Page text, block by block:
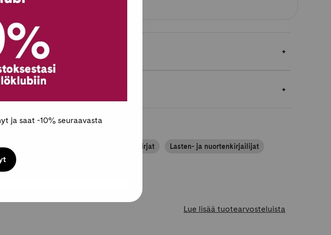
ja nuorten tietokirjat Lasten tietokirjat Lasten- ja nuortenkirjailijat
Lue lisää tuotearvosteluista
ja saat -10% seuraavasta